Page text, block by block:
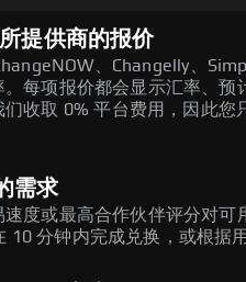
提供商的报价
、Changelly、
每项报价都会显示汇率、预
收取 0% 平台费用，因此您
需求
度或最高合作伙伴评分对可
10 分钟内完成兑换，或根据